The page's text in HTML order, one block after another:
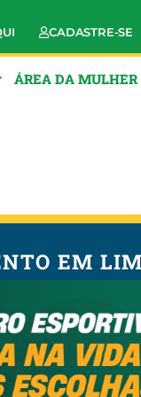
CADASTRE-SE
ÁREA DA MULHER
EM